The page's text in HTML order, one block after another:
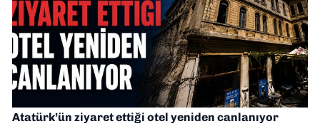
Atatürk’ün ziyaret ettiği otel yeniden canlanıyor